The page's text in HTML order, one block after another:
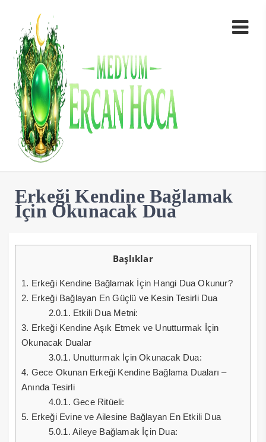
Erkeği Kendine Bağlamak
İçin Okunacak Dua
Başlıklar
1. Erkeği Kendine Bağlamak İçin Hangi Dua Okunur?
2. Erkeği Bağlayan En Güçlü ve Kesin Tesirli Dua
2.0.1. Etkili Dua Metni:
3. Erkeği Kendine Aşık Etmek ve Unutturmak İçin
Okunacak Dualar
3.0.1. Unutturmak İçin Okunacak Dua:
4. Gece Okunan Erkeği Kendine Bağlama Duaları –
Anında Tesirli
4.0.1. Gece Ritüeli:
5. Erkeği Evine ve Ailesine Bağlayan En Etkili Dua
5.0.1. Aileye Bağlamak İçin Dua: